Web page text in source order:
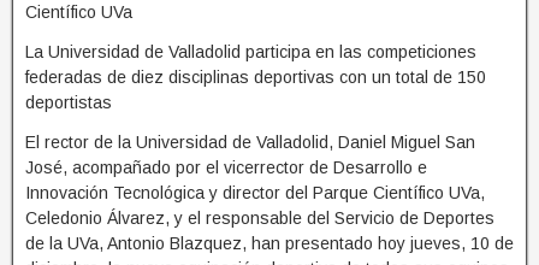
Científico UVa
La Universidad de Valladolid participa en las competiciones
federadas de diez disciplinas deportivas con un total de 150
deportistas
El rector de la Universidad de Valladolid, Daniel Miguel San
José, acompañado por el vicerrector de Desarrollo e
Innovación Tecnológica y director del Parque Científico UVa,
Celedonio Álvarez, y el responsable del Servicio de Deportes
de la UVa, Antonio Blazquez, han presentado hoy jueves, 10 de